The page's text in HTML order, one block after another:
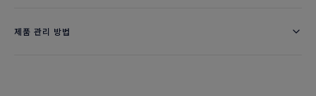
제품 관리 방법